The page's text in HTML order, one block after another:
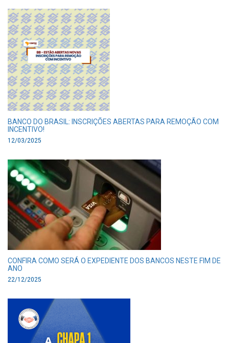
BANCO DO BRASIL: INSCRIÇÕES ABERTAS PARA REMOÇÃO COM
INCENTIVO!
12/03/2025
CONFIRA COMO SERÁ O EXPEDIENTE DOS BANCOS NESTE FIM DE
ANO
22/12/2025